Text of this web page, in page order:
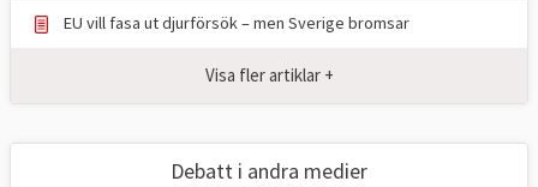
EU vill fasa ut djurförsök – men Sverige bromsar
Visa fler artiklar +
Debatt i andra medier